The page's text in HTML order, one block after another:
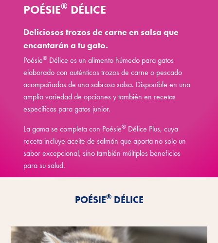
POÉSIE® DÉLICE
Deliciosos trozos de carne en salsa que
encantarán a tu gato.
Poésie® Délice es un alimento húmedo para gatos
elaborado con auténticos trozos de carne o pescado
acompañados de una sabrosa salsa. Disponible en una
amplia variedad de opciones y también en recetas
específicas para gatos junior.
La gama se completa con Poésie® Délice Plus, cuya
receta incluye aceite de salmón que aporta no solo un
sabor excepcional, sino también múltiples beneficios
para su salud.
POÉSIE®DÉLICE